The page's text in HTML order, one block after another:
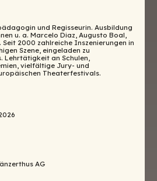
und Regisseurin. Ausbildung
u. a. Marcelo Diaz, Augusto Boal,
2000 zahlreiche Inszenierungen in
Szene, eingeladen zu
Lehrtätigkeit an Schulen,
vielfältige Jury- und
Theaterfestivals.
AG